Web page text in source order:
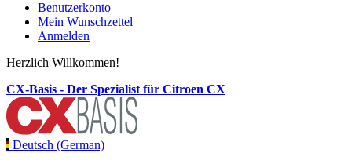
Benutzerkonto
Mein Wunschzettel
Anmelden
Herzlich Willkommen!
CX-Basis - Der Spezialist für Citroen CX
Deutsch (German)